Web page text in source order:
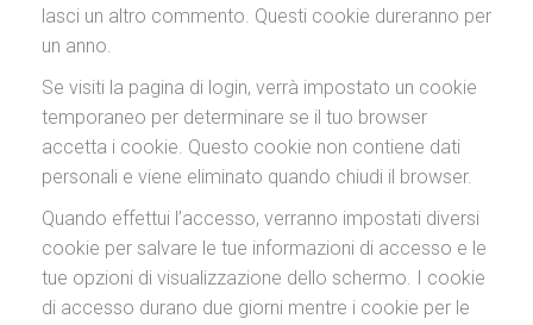
lasci un altro commento. Questi cookie dureranno per
un anno.
Se visiti la pagina di login, verrà impostato un cookie
temporaneo per determinare se il tuo browser
accetta i cookie. Questo cookie non contiene dati
personali e viene eliminato quando chiudi il browser.
Quando effettui l’accesso, verranno impostati diversi
cookie per salvare le tue informazioni di accesso e le
tue opzioni di visualizzazione dello schermo. I cookie
di accesso durano due giorni mentre i cookie per le